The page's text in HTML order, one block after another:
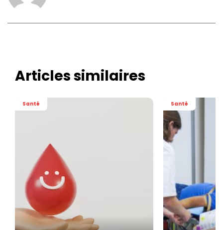
Articles similaires
Santé Santé